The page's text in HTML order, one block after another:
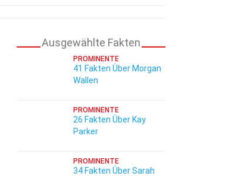
Ausgewählte Fakten
PROMINENTE
41 Fakten Über Morgan
Wallen
PROMINENTE
26 Fakten Über Kay
Parker
PROMINENTE
34 Fakten Über Sarah